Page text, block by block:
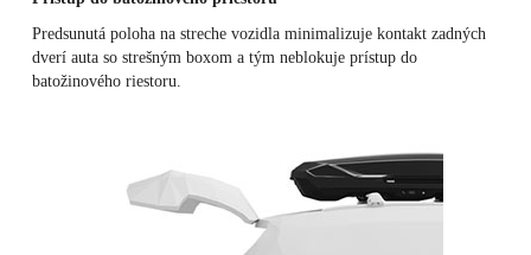
Predsunutá poloha na streche vozidla minimalizuje kontakt zadných
dverí auta so strešným boxom a tým neblokuje prístup do
batožinového riestoru.